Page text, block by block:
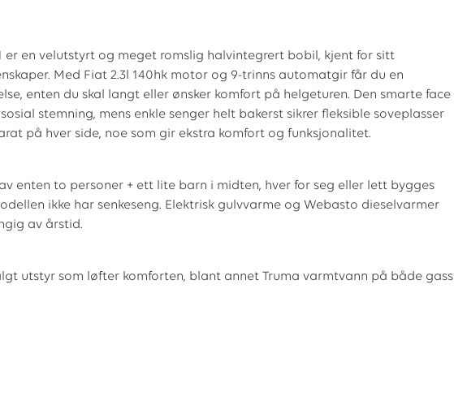
er en velutstyrt og meget romslig halvintegrert bobil, kjent for sitt
Med Fiat 2.3l 140hk motor og 9-trinns automatgir får du en
enten du skal langt eller ønsker komfort på helgeturen. Den smarte face
stemning, mens enkle senger helt bakerst sikrer fleksible soveplasser
på hver side, noe som gir ekstra komfort og funksjonalitet.
enten to personer + ett lite barn i midten, hver for seg eller lett bygges
ikke har senkeseng. Elektrisk gulvvarme og Webasto dieselvarmer
av årstid.
utstyr som løfter komforten, blant annet Truma varmtvann på både gass